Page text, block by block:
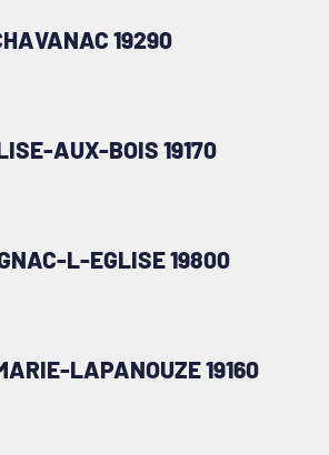
19290
AUX-BOIS 19170
L-EGLISE 19800
LAPANOUZE 19160